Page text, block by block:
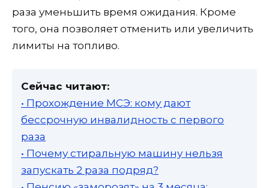
раза уменьшить время ожидания. Кроме
того, она позволяет отменить или увеличить
лимиты на топливо.
Сейчас читают:
• Прохождение МСЭ: кому дают
бессрочную инвалидность с первого
раза
• Почему стиральную машину нельзя
запускать 2 раза подряд?